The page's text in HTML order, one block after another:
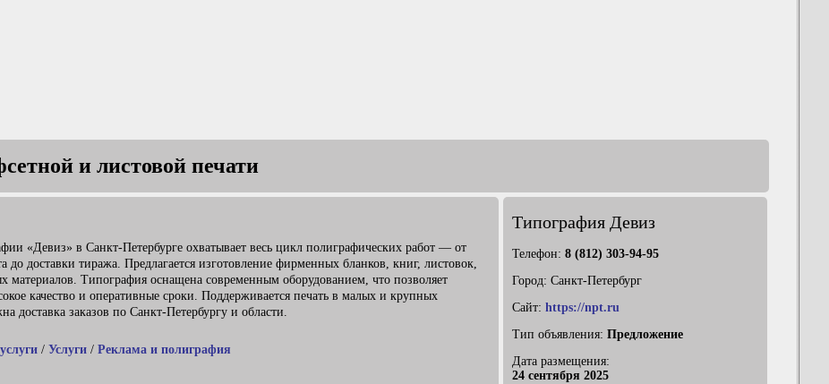
и листовой печати
«Девиз» в Санкт-Петербурге охватывает весь цикл полиграфических работ — от
до доставки тиража. Предлагается изготовление фирменных бланков, книг, листовок,
материалов. Типография оснащена современным оборудованием, что позволяет
качество и оперативные сроки. Поддерживается печать в малых и крупных
доставка заказов по Санкт-Петербургу и области.
/ Услуги / Реклама и полиграфия
Типография Девиз
Телефон: 8 (812) 303-94-95
Город: Санкт-Петербург
Сайт: https://npt.ru
Тип объявления: Предложение
Дата размещения:
24 сентября 2025